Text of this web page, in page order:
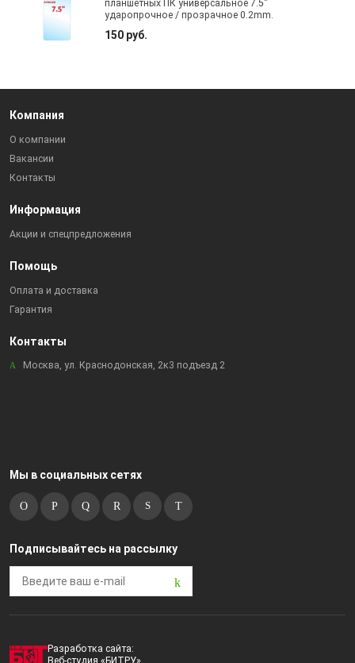
планшетных ПК универсальное 7.5"
ударопрочное / прозрачное 0.2mm.
150 руб.
Компания
О компании
Вакансии
Контакты
Информация
Акции и спецпредложения
Помощь
Оплата и доставка
Гарантия
Контакты
Москва, ул. Краснодонская, 2к3 подъезд 2
Мы в социальных сетях
Подписывайтесь на рассылку
Разработка сайта: